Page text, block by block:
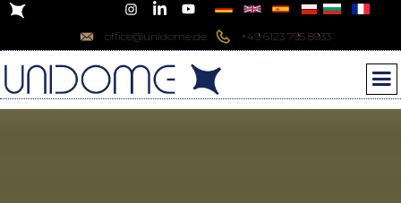
office@unidome.de +49 6123 795 8933